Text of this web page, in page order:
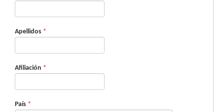
Apellidos *
Afiliación *
País *